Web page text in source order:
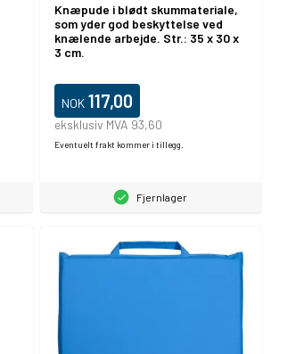
Knæpude i blødt skummateriale,
som yder god beskyttelse ved
knælende arbejde. Str.: 35 x 30 x
3 cm.
NOK 117,00
eksklusiv MVA 93,60
Eventuelt frakt kommer i tillegg.
Fjernlager